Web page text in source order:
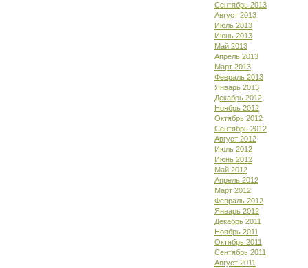
Сентябрь 2013
Август 2013
Июль 2013
Июнь 2013
Май 2013
Апрель 2013
Март 2013
Февраль 2013
Январь 2013
Декабрь 2012
Ноябрь 2012
Октябрь 2012
Сентябрь 2012
Август 2012
Июль 2012
Июнь 2012
Май 2012
Апрель 2012
Март 2012
Февраль 2012
Январь 2012
Декабрь 2011
Ноябрь 2011
Октябрь 2011
Сентябрь 2011
Август 2011